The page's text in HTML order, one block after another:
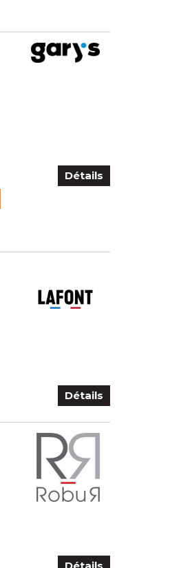
Détails
Détails